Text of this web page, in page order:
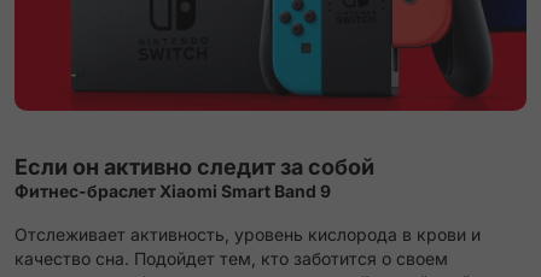
Если он активно следит за собой
Фитнес-браслет Xiaomi Smart Band 9
Отслеживает активность, уровень кислорода в крови и
качество сна. Подойдет тем, кто заботится о своем